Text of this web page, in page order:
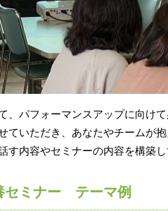
パフォーマンスアップに向け
ていただき、あなたやチームが
す内容やセミナーの内容を構築し
セミナー テーマ例